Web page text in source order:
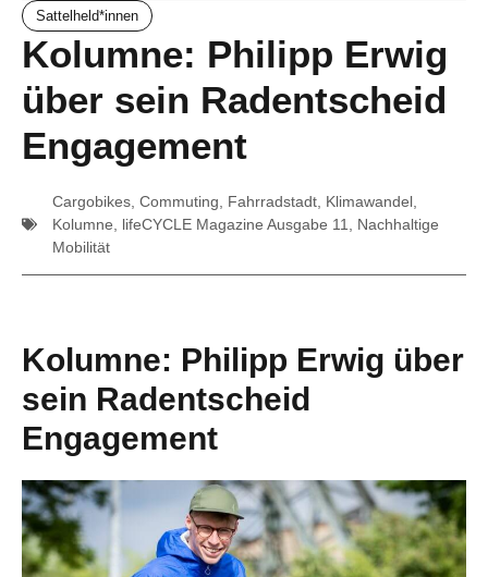
Sattelheld*innen
Kolumne: Philipp Erwig
über sein Radentscheid
Engagement
Cargobikes Commuting Fahrradstadt Klimawandel
Kolumne
lifeCYCLE Magazine Ausgabe 11
Nachhaltige
Mobilität
Kolumne: Philipp Erwig über
sein Radentscheid
Engagement